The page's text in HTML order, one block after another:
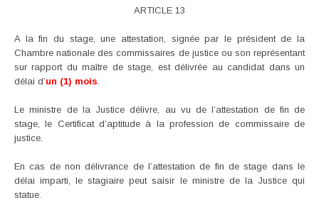
ARTICLE 13
A la fin du stage, une attestation, signée par le président de la
Chambre nationale des commissaires de justice ou son représentant
sur rapport du maître de stage, est délivrée au candidat dans un
délai d’un (1) mois
Le ministre de la Justice délivre, au vu de l’attestation de fin de
stage, le Certificat d’aptitude à la profession de commissaire de
justice.
En cas de non délivrance de l’attestation de fin de stage dans le
délai imparti, le stagiaire peut saisir le ministre de la Justice qui
statue.